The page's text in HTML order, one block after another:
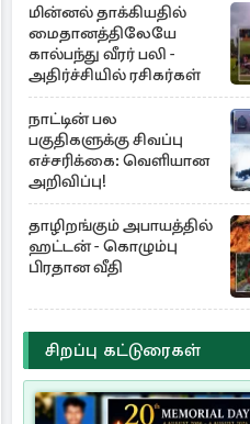
மின்னல் தாக்கியதில்
மைதானத்திலேயே
கால்பந்து வீரர் பலி -
அதிர்ச்சியில் ரசிகர்கள்
நாட்டின் பல
பகுதிகளுக்கு சிவப்பு
எச்சரிக்கை: வெளியான
அறிவிப்பு!
தாழிறங்கும் அபாயத்தில்
ஹட்டன் - கொழும்பு
பிரதான வீதி
சிறப்பு கட்டுரைகள்